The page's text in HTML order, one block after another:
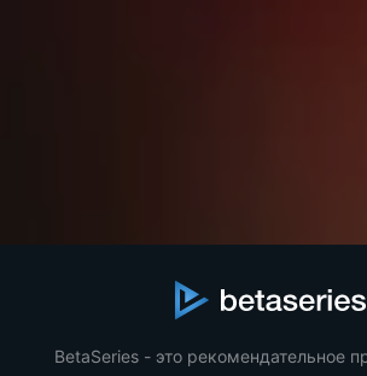
BetaSeries - это рекомендательное